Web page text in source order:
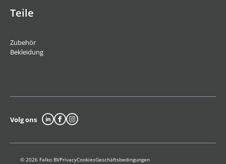
Teile
Zubehör
Bekleidung
Volg ons
© 2026 Falko BVPrivacyCookiesGeschäftsbedingungen